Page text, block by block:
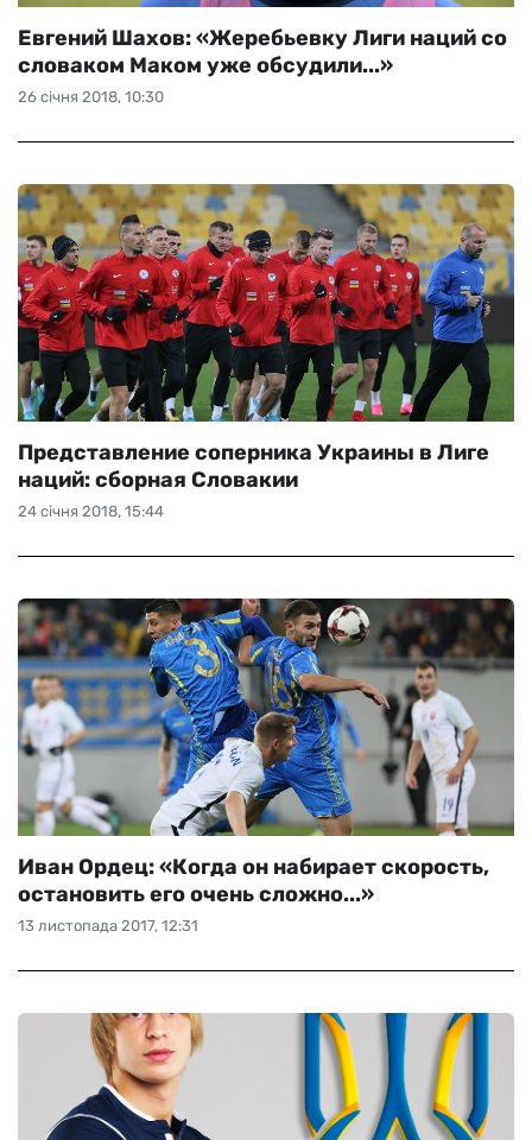
26 січня 2018, 10:30
Евгений Шахов: «Жеребьевку Лиги наций со
словаком Маком уже обсудили...»
24 січня 2018, 15:44
Представление соперника Украины в Лиге
наций: сборная Словакии
13 листопада 2017, 12:31
Иван Ордец: «Когда он набирает скорость,
остановить его очень сложно...»